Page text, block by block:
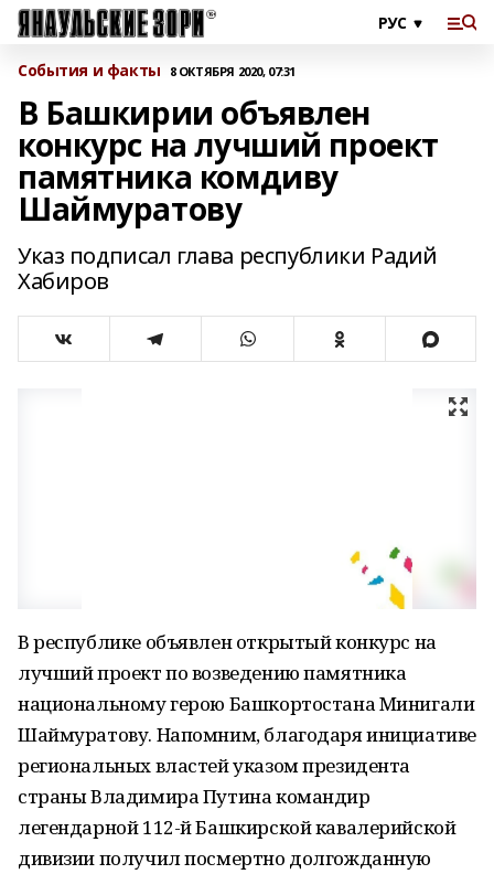
События и факты 8 ОКТЯБРЯ 2020, 07:31
В Башкирии объявлен
конкурс на лучший проект
памятника комдиву
Шаймуратову
Указ подписал глава республики Радий
Хабиров
В республике объявлен открытый конкурс на
лучший проект по возведению памятника
национальному герою Башкортостана Минигали
Шаймуратову. Напомним, благодаря инициативе
региональных властей указом президента
страны Владимира Путина командир
легендарной 112-й Башкирской кавалерийской
дивизии получил посмертно долгожданную